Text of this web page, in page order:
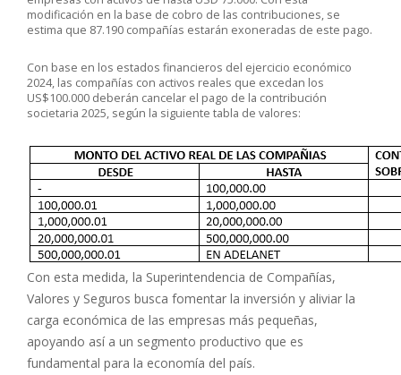
modificación en la base de cobro de las contribuciones, se
estima que 87.190 compañías estarán exoneradas de este pago.
Con base en los estados financieros del ejercicio económico
2024, las compañías con activos reales que excedan los
US$100.000 deberán cancelar el pago de la contribución
societaria 2025, según la siguiente tabla de valores:
Con esta medida, la Superintendencia de Compañías,
Valores y Seguros busca fomentar la inversión y aliviar la
carga económica de las empresas más pequeñas,
apoyando así a un segmento productivo que es
fundamental para la economía del país.